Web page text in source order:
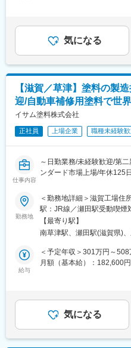
す。社会課題の解決と持続
きな魅力です。
変更の範囲：会社の定める
フェーズ・量産フェーズと
■配属先（住友電工プリン
事業を担当／勤務地：滋
気工業より在籍出向となり
わりません。
■就業環境：
・半日有休休暇、時間単位
休取得日数は15.7日と取得
もあるため、メリハリをつ
・カフェテリアプラン制度
も充実しております。
てしながら働く女性社員
柔軟に働くことができる環
■当社の特徴、魅力：
減等を行ったことがない企
ーカーで世界を相手に長期
・競争力の源泉が「人」で
極投資を行ってきたことが
す。
の金額であり、選考を通じ
額)は固定手当を含めた表記
気になる
【滋賀／草津】塗料の製
迎/自動車補修用塗料で世
イサム塗料株式会社
正社員 上場企業 職種未経験歓
仕事内容
～日勤業務/未経験歓迎/第
ンダード市場上場/年休125
自動車補修用塗料で業界
当していただきます。
■職務詳細：
・塗装製造工程での原料(顔
・機器を使用し、混合分散
・塗料缶への充填作業
す。
※未経験の方でも1から研修
勤務地
＜勤務地詳細＞滋賀工場住
駅：JR線／瀬田駅受動喫煙
囲：会社の定める事業所
【最寄り駅】
南草津駅、瀬田駅(滋賀県)
給与
＜予定年収＞301万円～
月額（基本給）：182,600
本給410,400円＋その他手
も目安の金額であり、選考
月給(月額)は固定手当を含め
気になる